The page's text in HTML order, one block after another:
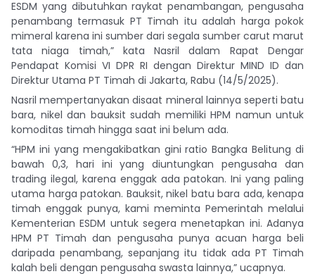
ESDM yang dibutuhkan raykat penambangan, pengusaha
penambang termasuk PT Timah itu adalah harga pokok
mimeral karena ini sumber dari segala sumber carut marut
tata niaga timah,” kata Nasril dalam Rapat Dengar
Pendapat Komisi VI DPR RI dengan Direktur MIND ID dan
Direktur Utama PT Timah di Jakarta, Rabu (14/5/2025).
Nasril mempertanyakan disaat mineral lainnya seperti batu
bara, nikel dan bauksit sudah memiliki HPM namun untuk
komoditas timah hingga saat ini belum ada.
“HPM ini yang mengakibatkan gini ratio Bangka Belitung di
bawah 0,3, hari ini yang diuntungkan pengusaha dan
trading ilegal, karena enggak ada patokan. Ini yang paling
utama harga patokan. Bauksit, nikel batu bara ada, kenapa
timah enggak punya, kami meminta Pemerintah melalui
Kementerian ESDM untuk segera menetapkan ini. Adanya
HPM PT Timah dan pengusaha punya acuan harga beli
daripada penambang, sepanjang itu tidak ada PT Timah
kalah beli dengan pengusaha swasta lainnya,” ucapnya.